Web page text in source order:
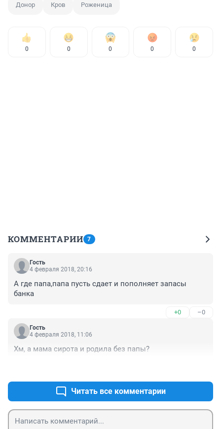
Донор Кров Роженица
0 0 0 0 0
КОММЕНТАРИИ 7
Гость
4 февраля 2018, 20:16
А где папа,папа пусть сдает и пополняет запасы
банка
+0 –0
Гость
4 февраля 2018, 11:06
Хм, а мама сирота и родила без папы?
Читать все комментарии